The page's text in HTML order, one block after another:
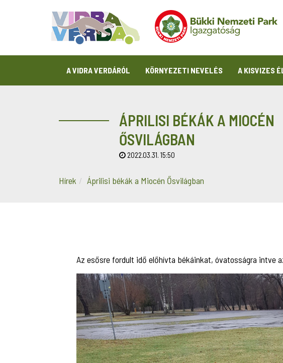
A VIDRA VERDÁRÓL KÖRNYEZETI NEVELÉS A KISVIZES
ÁPRILISI BÉKÁK A MIOCÉN
ŐSVILÁGBAN
2022.03.31. 15:50
Hírek Áprilisi békák a Miocén Ősvilágban
Az esősre fordult idő előhívta békáinkat, óvatosságra intve